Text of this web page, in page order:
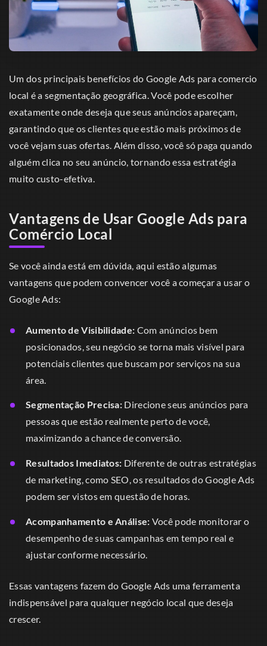
Um dos principais benefícios do Google Ads para comercio
local é a segmentação geográfica. Você pode escolher
exatamente onde deseja que seus anúncios apareçam,
garantindo que os clientes que estão mais próximos de
você vejam suas ofertas. Além disso, você só paga quando
alguém clica no seu anúncio, tornando essa estratégia
muito custo-efetiva.
Vantagens de Usar Google Ads para
Comércio Local
Se você ainda está em dúvida, aqui estão algumas
vantagens que podem convencer você a começar a usar o
Google Ads:
Aumento de Visibilidade: Com anúncios bem
posicionados, seu negócio se torna mais visível para
potenciais clientes que buscam por serviços na sua
área.
Segmentação Precisa: Direcione seus anúncios para
pessoas que estão realmente perto de você,
maximizando a chance de conversão.
Resultados Imediatos: Diferente de outras estratégias
de marketing, como SEO, os resultados do Google Ads
podem ser vistos em questão de horas.
Acompanhamento e Análise: Você pode monitorar o
desempenho de suas campanhas em tempo real e
ajustar conforme necessário.
Essas vantagens fazem do Google Ads uma ferramenta
indispensável para qualquer negócio local que deseja
crescer.